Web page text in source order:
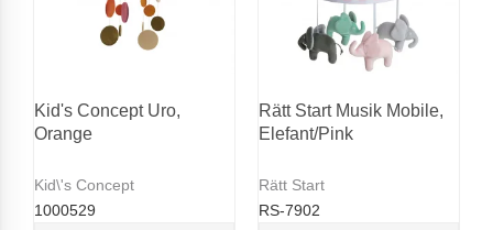
Kid's Concept Uro,
Orange
Kid\'s Concept
1000529
Rätt Start Musik Mobile,
Elefant/Pink
Rätt Start
RS-7902